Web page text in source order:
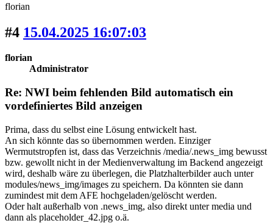
florian
#4 15.04.2025 16:07:03
florian
Administrator
Re: NWI beim fehlenden Bild automatisch ein
vordefiniertes Bild anzeigen
Prima, dass du selbst eine Lösung entwickelt hast.
An sich könnte das so übernommen werden. Einziger
Wermutstropfen ist, dass das Verzeichnis /media/.news_img bewusst
bzw. gewollt nicht in der Medienverwaltung im Backend angezeigt
wird, deshalb wäre zu überlegen, die Platzhalterbilder auch unter
modules/news_img/images zu speichern. Da könnten sie dann
zumindest mit dem AFE hochgeladen/gelöscht werden.
Oder halt außerhalb von .news_img, also direkt unter media und
dann als placeholder_42.jpg o.ä.